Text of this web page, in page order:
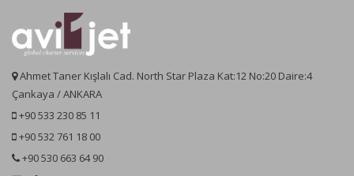
Ahmet Taner Kışlalı Cad. North Star Plaza Kat:12 No:20 Daire:4
Çankaya / ANKARA
+90 533 230 85 11
+90 532 761 18 00
+90 530 663 64 90